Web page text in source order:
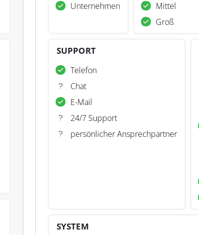
Unternehmen
Mittel
Groß
SUPPORT
Telefon
Chat
E-Mail
24/7 Support
persönlicher Ansprechpartner
SYSTEM